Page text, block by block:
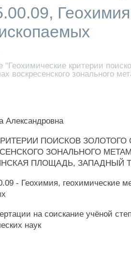
критерии
воскресенского зонального
Александровна
ПОИСКОВ ЗОЛОТОГО
ЗОНАЛЬНОГО
ПЛОЩАДЬ, ЗАПАДНЫЙ
- Геохимия, геохимические
на соискание учёной
наук